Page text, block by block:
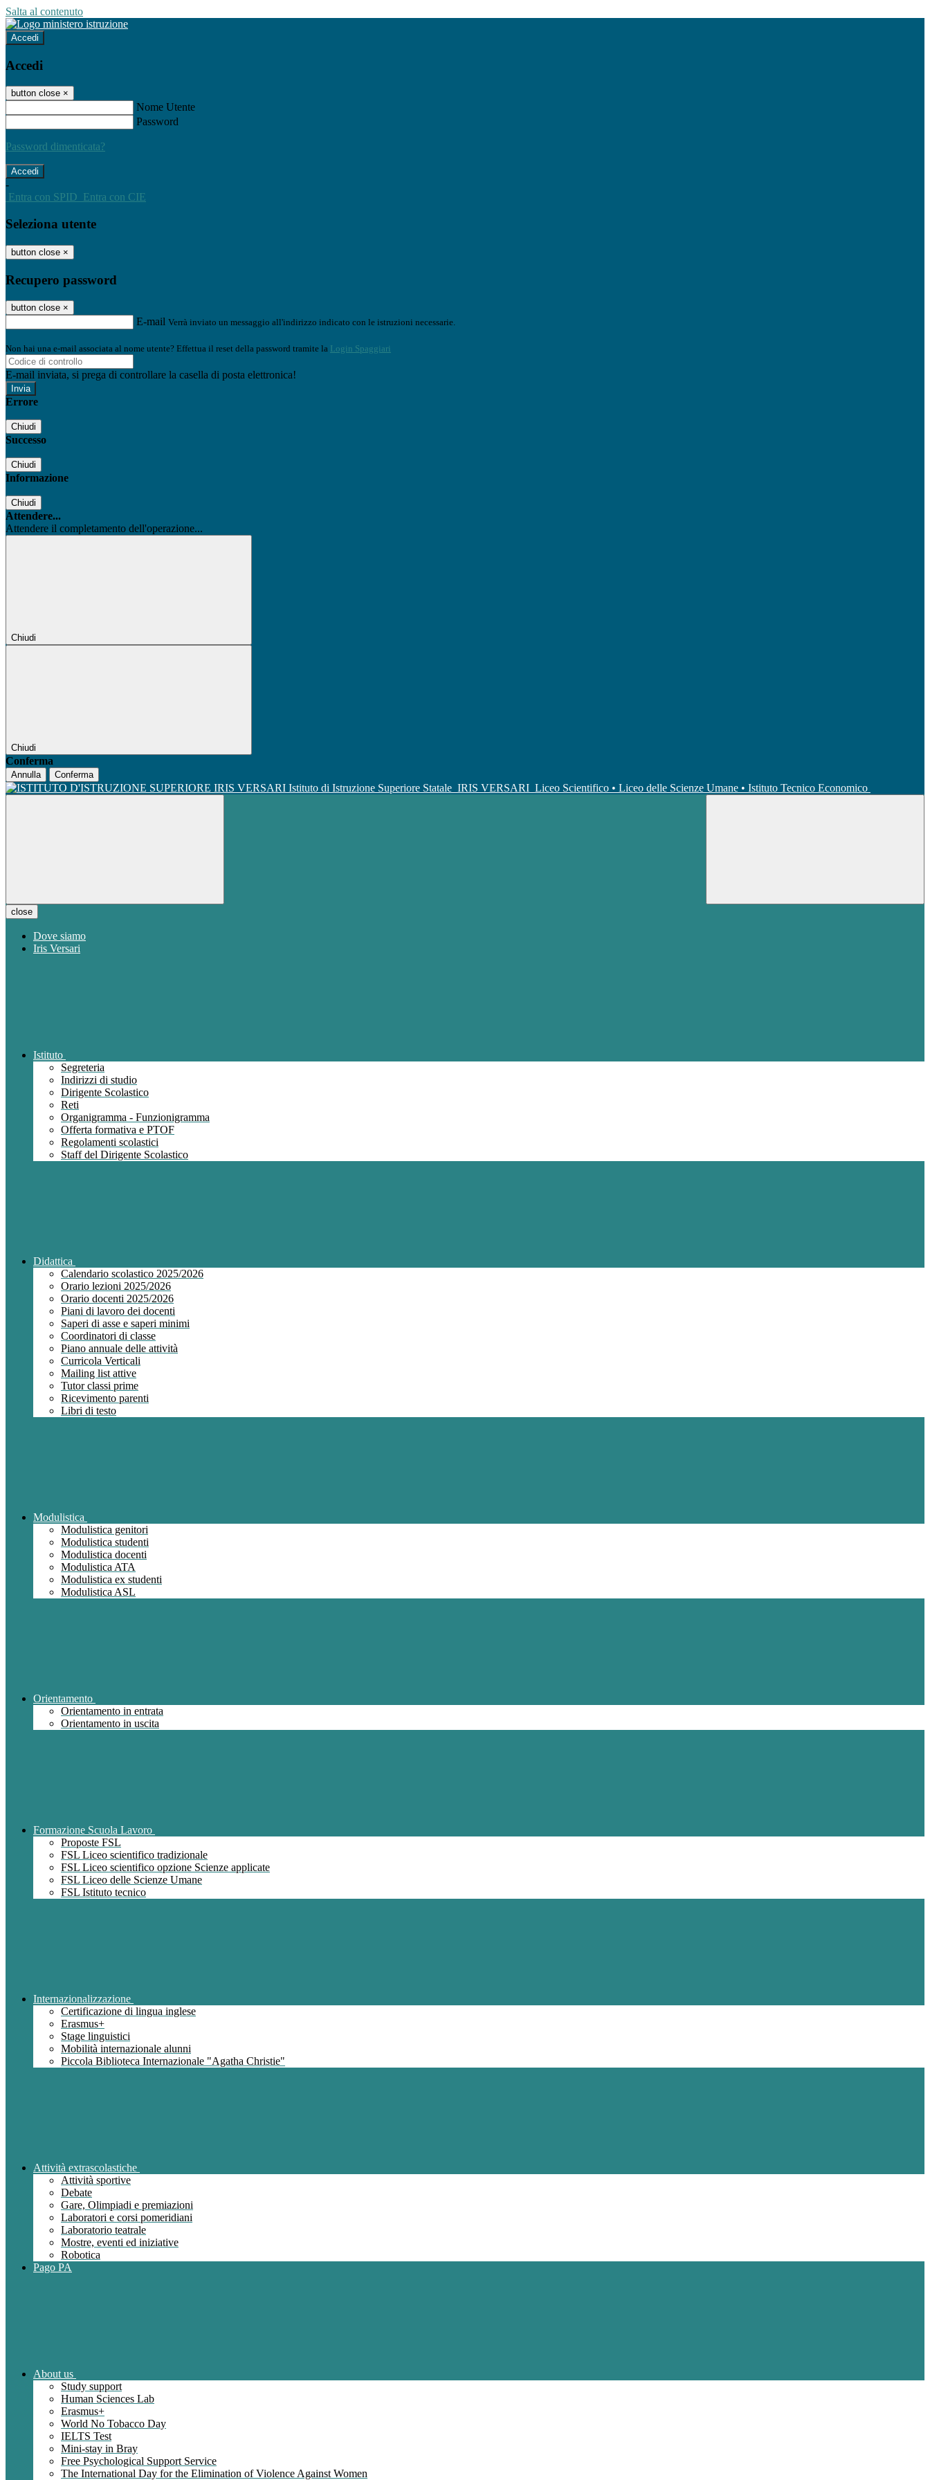
Salta al contenuto
Accedi
Accedi
button close ×
Nome Utente
Password
Password dimenticata?
-
Entra con SPID Entra con CIE
Seleziona utente
button close ×
Recupero password
button close ×
E-mail Verrà inviato un messaggio all'indirizzo indicato con le istruzioni necessarie.
Non hai una e-mail associata al nome utente? Effettua il reset della password tramite la Login Spaggiari
E-mail inviata, si prega di controllare la casella di posta elettronica!
Errore
Chiudi
Successo
Chiudi
Informazione
Chiudi
Attendere...
Attendere il completamento dell'operazione...
Chiudi
Chiudi
Conferma
Annulla Conferma
Istituto di Istruzione Superiore Statale IRIS VERSARI Liceo Scientifico • Liceo delle Scienze Umane • Istituto Tecnico Economico
close
Dove siamo
Iris Versari
Istituto
Segreteria
Indirizzi di studio
Dirigente Scolastico
Reti
Organigramma - Funzionigramma
Offerta formativa e PTOF
Regolamenti scolastici
Staff del Dirigente Scolastico
Didattica
Calendario scolastico 2025/2026
Orario lezioni 2025/2026
Orario docenti 2025/2026
Piani di lavoro dei docenti
Saperi di asse e saperi minimi
Coordinatori di classe
Piano annuale delle attività
Curricola Verticali
Mailing list attive
Tutor classi prime
Ricevimento parenti
Libri di testo
Modulistica
Modulistica genitori
Modulistica studenti
Modulistica docenti
Modulistica ATA
Modulistica ex studenti
Modulistica ASL
Orientamento
Orientamento in entrata
Orientamento in uscita
Formazione Scuola Lavoro
Proposte FSL
FSL Liceo scientifico tradizionale
FSL Liceo scientifico opzione Scienze applicate
FSL Liceo delle Scienze Umane
FSL Istituto tecnico
Internazionalizzazione
Certificazione di lingua inglese
Erasmus+
Stage linguistici
Mobilità internazionale alunni
Piccola Biblioteca Internazionale "Agatha Christie"
Attività extrascolastiche
Attività sportive
Debate
Gare, Olimpiadi e premiazioni
Laboratori e corsi pomeridiani
Laboratorio teatrale
Mostre, eventi ed iniziative
Robotica
Pago PA
About us
Study support
Human Sciences Lab
Erasmus+
World No Tobacco Day
IELTS Test
Mini-stay in Bray
Free Psychological Support Service
The International Day for the Elimination of Violence Against Women